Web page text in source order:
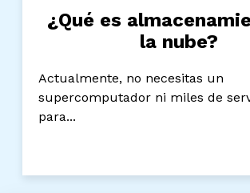
¿Qué es
la nube?
Actualmente, no necesitas un
supercomputador ni miles de
para...